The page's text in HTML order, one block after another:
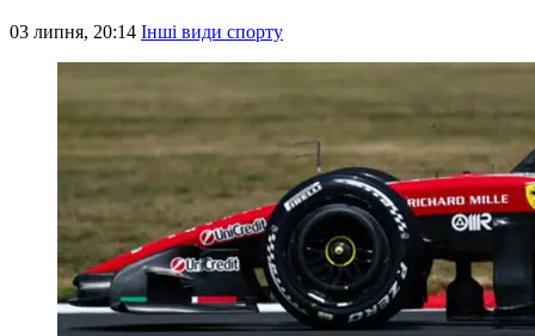
03 липня, 20:14 Інші види спорту